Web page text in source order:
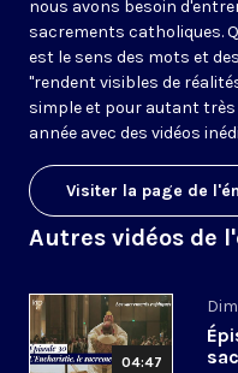
nous avons besoin
sacrements catholiques.
est le sens des mots et
"rendent visibles de
simple et pour autant
année avec des vidéos
Visiter la page de
Autres vidéos de
04:47